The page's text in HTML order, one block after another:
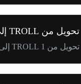
تحويل من TROLL إلى EUR
تحويل من 1 TROLL إلى €0.0326